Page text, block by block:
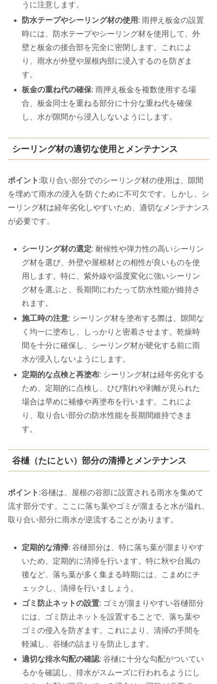
うに注意します。
防水テープやシーリング材の使用 : 雨押え板金の設置
時には、防水テープやシーリング材を使用して、外
壁と板金の接合部を完全に密閉します。これによ
り、雨水が外壁や屋根内部に浸入するのを防ぎま
す。
板金の重ね代の確保: 雨押え板金を複数使用する場
合、板金同士を重ねる部分に十分な重ね代を確保
し、水が隙間から浸入しないようにします。
シーリング材の適切な使用とメンテナンス
ポイント :取り合い部分でのシーリング材の使用は、隙間
を埋めて雨水の浸入を防ぐために不可欠です。しかし、シ
ーリング材は経年劣化しやすいため、適切なメンテナンス
が必要です。
シーリング材の選定: 耐候性や弾力性の高いシーリン
グ材を選び、外壁や屋根材との相性が良いものを使
用します。特に、紫外線や温度変化に強いシーリン
グ材を選ぶと、長期間にわたって防水性能が維持さ
れます。
施工時の注意: シーリング材を塗布する際は、隙間な
く均一に塗布し、しっかりと密着させます。乾燥時
間を十分に確保し、シーリング材が硬化する前に雨
水が浸入しないようにします。
定期的な点検と再塗布: シーリング材は経年劣化する
ため、定期的に点検し、ひび割れや剥離が見られた
場合は早めに補修や再塗布を行います。これによ
り、取り合い部分の防水性能を長期間維持できま
す。
谷樋（たにとい）部分の清掃とメンテナンス
ポイント :谷樋は、屋根の谷部に設置される雨水を集めて
流す部分です。ここに落ち葉やゴミが溜まると水が溢れ、
取り合い部分に雨水が逆流することがあります。
定期的な清掃: 谷樋部分は、特に落ち葉が溜まりやす
いため、定期的に清掃を行います。特に秋や台風の
後など、落ち葉が多く集まる時期には、こまめにチ
ェックし、清掃を行いましょう。
ゴミ防止ネットの設置: ゴミが溜まりやすい谷樋部分
には、ゴミ防止ネットを設置することで、落ち葉や
ゴミの侵入を防ぎます。これにより、清掃の手間を
軽減し、谷樋の詰まりを防止します。
適切な排水勾配の確認: 谷樋に十分な勾配がついてい
るかを確認し、排水がスムーズに行われるようにし